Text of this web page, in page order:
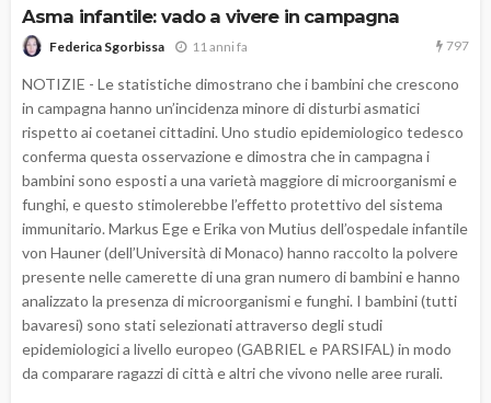
Asma infantile: vado a vivere in campagna
Federica Sgorbissa 11 anni fa 797
NOTIZIE - Le statistiche dimostrano che i bambini che crescono
in campagna hanno un’incidenza minore di disturbi asmatici
rispetto ai coetanei cittadini. Uno studio epidemiologico tedesco
conferma questa osservazione e dimostra che in campagna i
bambini sono esposti a una varietà maggiore di microorganismi e
funghi, e questo stimolerebbe l’effetto protettivo del sistema
immunitario. Markus Ege e Erika von Mutius dell’ospedale infantile
von Hauner (dell’Università di Monaco) hanno raccolto la polvere
presente nelle camerette di una gran numero di bambini e hanno
analizzato la presenza di microorganismi e funghi. I bambini (tutti
bavaresi) sono stati selezionati attraverso degli studi
epidemiologici a livello europeo (GABRIEL e PARSIFAL) in modo
da comparare ragazzi di città e altri che vivono nelle aree rurali.